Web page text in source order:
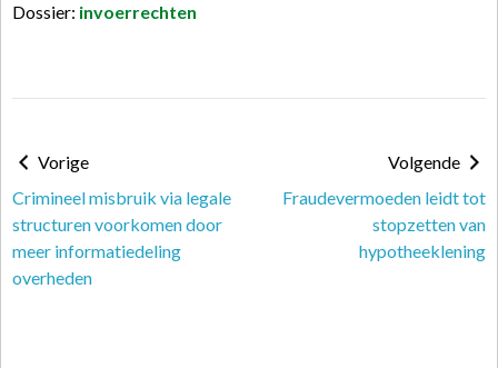
Dossier: invoerrechten
Vorige
Crimineel misbruik via legale
structuren voorkomen door
meer informatiedeling
overheden
Volgende
Fraudevermoeden leidt tot
stopzetten van
hypotheeklening